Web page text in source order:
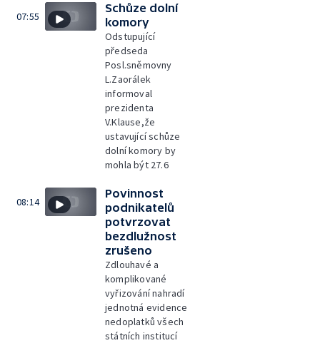
07:55
Schůze dolní
komory
Odstupující
předseda
Posl.sněmovny
L.Zaorálek
informoval
prezidenta
V.Klause,že
ustavující schůze
dolní komory by
mohla být 27.6
08:14
Povinnost
podnikatelů
potvrzovat
bezdlužnost
zrušeno
Zdlouhavé a
komplikované
vyřizování nahradí
jednotná evidence
nedoplatků všech
státních institucí